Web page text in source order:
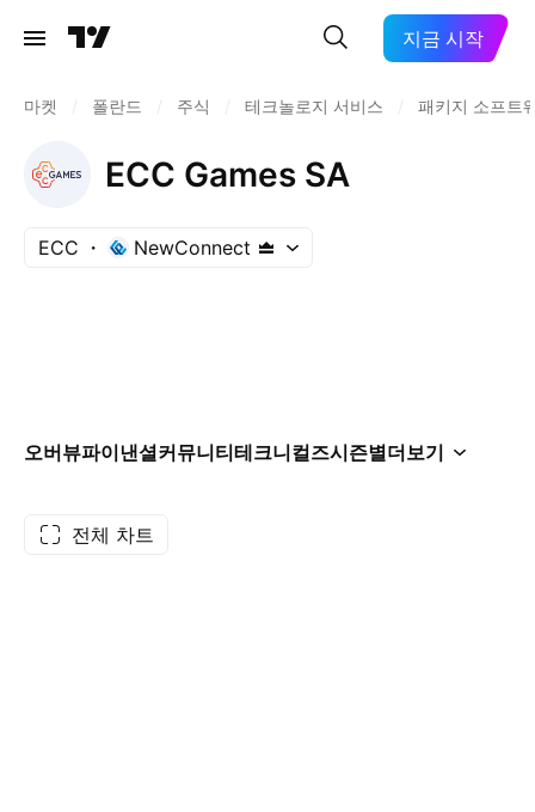
지금 시작
마켓 폴란드 주식 테크놀로지 서비스 패키지 소프트
ECC Games SA
ECC NewConnect
오버뷰파이낸셜커뮤니티테크니컬즈시즌별더보기
전체 차트